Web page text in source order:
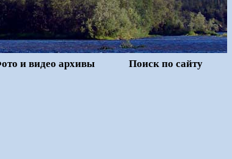
и видео архивы Поиск по сайту